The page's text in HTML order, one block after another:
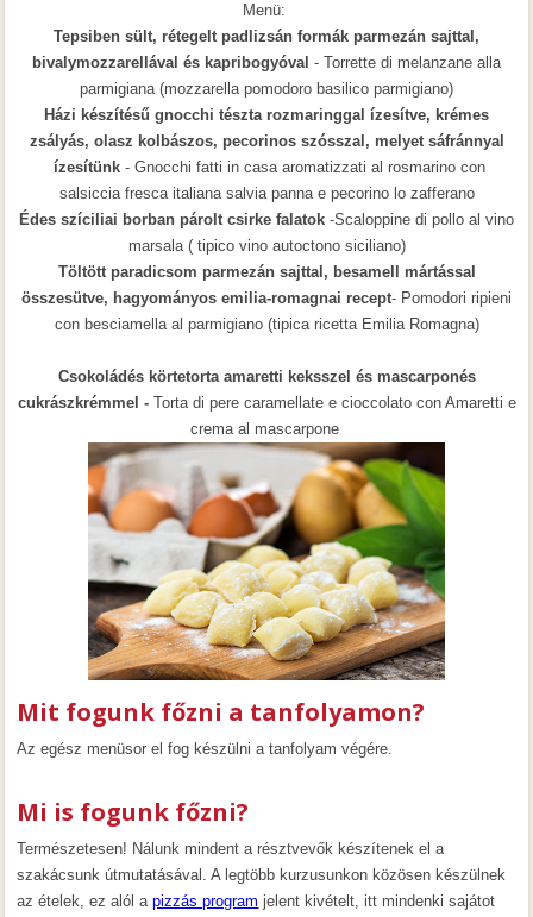
Menü:
Tepsiben sült, rétegelt padlizsán formák parmezán sajttal ,
bivalymozzarellával és kapribogyóval - Torrette di melanzane alla
parmigiana (mozzarella pomodoro basilico parmigiano)
Házi készítésű gnocchi tészta rozmaringgal ízesítve, krémes
zsályás, olasz kolbászos, pecorinos szósszal, melyet sáfránnyal
ízesítünk - Gnocchi fatti in casa aromatizzati al rosmarinocon
salsiccia fresca italiana salvia panna e pecorino lo zafferano
Édes szíciliai borban párolt csirke falatok -Scaloppine di pollo al vino
marsala ( tipico vino autoctono siciliano)
Töltött paradicsom parmezán sajttal , besamell mártással
összesütve, hagyományos emilia-romagnai recept- Pomodori ripieni
con besciamella al parmigiano (tipica ricetta Emilia Romagna)
Csokoládés körtetorta amaretti keksszel és mascarponés
cukrászkrémmel - Torta di pere caramellate e cioccolato con Amaretti e
crema al mascarpone
Mit fogunk főzni a tanfolyamon?
Az egész menüsor el fog készülni a tanfolyam végére.
Mi is fogunk főzni?
Természetesen! Nálunk mindent a résztvevők készítenek el a
szakácsunk útmutatásával. A legtöbb kurzusunkon közösen készülnek
az ételek, ez alól apizzás program jelent kivételt, itt mindenki sajátot